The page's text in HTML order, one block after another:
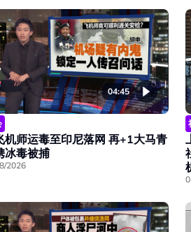
04:45
机师运毒至印尼落网 再+1大马青
冰毒被捕
2026